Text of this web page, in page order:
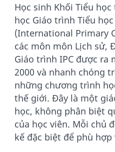
Học sinh Khối Tiểu
học Giáo trình Tiểu
(International Primary
các môn môn Lịch sử,
Giáo trình IPC được ra
2000 và nhanh chóng
những chương trình
thế giới. Đây là một
học, không phân biệt
của học viên. Mỗi chủ
kế đặc biệt để phù